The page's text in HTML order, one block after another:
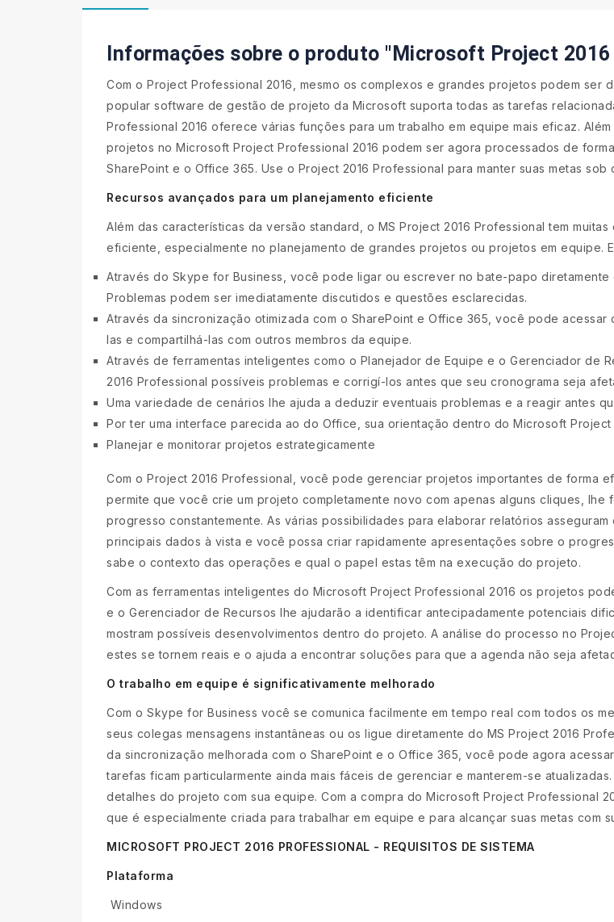
Informações sobre o produto "Microsoft Project
Com o Project Professional 2016, mesmo os complexos e grandes projetos podem ser
popular software de gestão de projeto da Microsoft suporta todas as tarefas
Professional 2016 oferece várias funções para um trabalho em equipe mais eficaz.
projetos no Microsoft Project Professional 2016 podem ser agora processados de
SharePoint e o Office 365. Use o Project 2016 Professional para manter suas metas sob
Recursos avançados para um planejamento eficiente
Além das características da versão standard, o MS Project 2016 Professional tem
eficiente, especialmente no planejamento de grandes projetos ou projetos em equipe.
Através do Skype for Business, você pode ligar ou escrever no bate-papo
Problemas podem ser imediatamente discutidos e questões esclarecidas.
Através da sincronização otimizada com o SharePoint e Office 365, você pode
las e compartilhá-las com outros membros da equipe.
Através de ferramentas inteligentes como o Planejador de Equipe e o Gerenciador de
2016 Professional possíveis problemas e corrigí-los antes que seu cronograma seja
Uma variedade de cenários lhe ajuda a deduzir eventuais problemas e a reagir antes
Por ter uma interface parecida ao do Office, sua orientação dentro do Microsoft Project
Planejar e monitorar projetos estrategicamente
Com o Project 2016 Professional, você pode gerenciar projetos importantes de forma
permite que você crie um projeto completamente novo com apenas alguns cliques,
progresso constantemente. As várias possibilidades para elaborar relatórios
principais dados à vista e você possa criar rapidamente apresentações sobre o
sabe o contexto das operações e qual o papel estas têm na execução do projeto.
Com as ferramentas inteligentes do Microsoft Project Professional 2016 os projetos
e o Gerenciador de Recursos lhe ajudarão a identificar antecipadamente potenciais
mostram possíveis desenvolvimentos dentro do projeto. A análise do processo no
estes se tornem reais e o ajuda a encontrar soluções para que a agenda não seja
O trabalho em equipe é significativamente melhorado
Com o Skype for Business você se comunica facilmente em tempo real com todos os
seus colegas mensagens instantâneas ou os ligue diretamente do MS Project 2016
da sincronização melhorada com o SharePoint e o Office 365, você pode agora
tarefas ficam particularmente ainda mais fáceis de gerenciar e manterem-se
detalhes do projeto com sua equipe. Com a compra do Microsoft Project Professional
que é especialmente criada para trabalhar em equipe e para alcançar suas metas com
MICROSOFT PROJECT 2016 PROFESSIONAL - REQUISITOS DE SISTEMA
Plataforma
Windows